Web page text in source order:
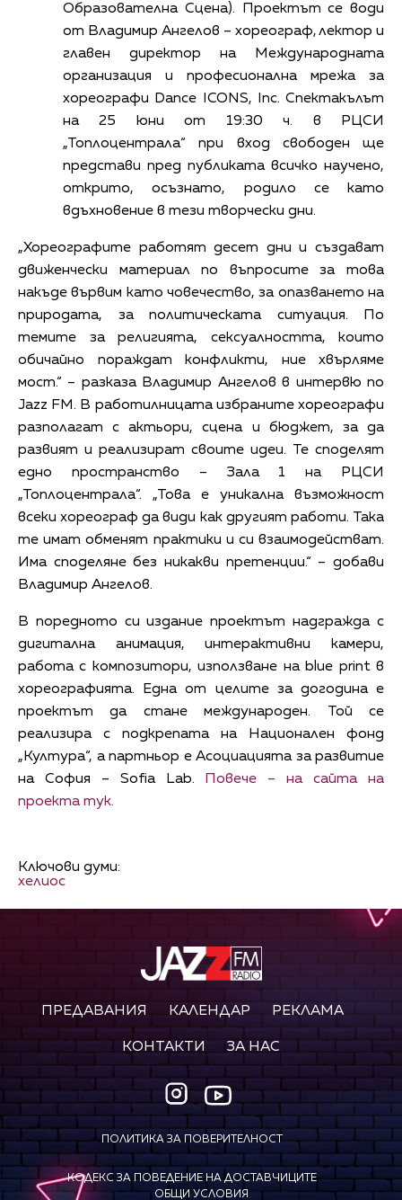
Образователна Сцена). Проектът се води
от Владимир Ангелов – хореограф, лектор и
главен директор на Международната
организация и професионална мрежа за
хореографи Dance ICONS, Inc. Спектакълът
на 25 юни от 19:30 ч. в РЦСИ
„Топлоцентрала“ при вход свободен ще
представи пред публиката всичко научено,
открито, осъзнато, родило се като
вдъхновение в тези творчески дни.
„Хореографите работят десет дни и създават
движенчески материал по въпросите за това
накъде вървим като човечество, за опазването на
природата, за политическата ситуация. По
темите за религията, сексуалността, които
обичайно пораждат конфликти, ние хвърляме
мост.“ – разказа Владимир Ангелов в интервю по
Jazz FM. В работилницата избраните хореографи
разполагат с актьори, сцена и бюджет, за да
развият и реализират своите идеи. Те споделят
едно пространство – Зала 1 на РЦСИ
„Топлоцентрала“. „Това е уникална възможност
всеки хореограф да види как другият работи. Така
те имат обменят практики и си взаимодействат.
Има споделяне без никакви претенции.“ – добави
Владимир Ангелов.
В поредното си издание проектът надгражда с
дигитална анимация, интерактивни камери,
работа с композитори, използване на blue print в
хореографията. Една от целите за догодина е
проектът да стане международен. Той се
реализира с подкрепата на Национален фонд
„Култура“, а партньор е Асоциацията за развитие
на София – Sofia Lab.
Повече – на сайта на
проекта тук.
Ключови думи:
хелиос
ПРЕДАВАНИЯ КАЛЕНДАР РЕКЛАМА
КОНТАКТИ ЗА НАС
ПОЛИТИКА ЗА ПОВЕРИТЕЛНОСТ
КОДЕКС ЗА ПОВЕДЕНИЕ НА ДОСТАВЧИЦИТЕ
ОБЩИ УСЛОВИЯ